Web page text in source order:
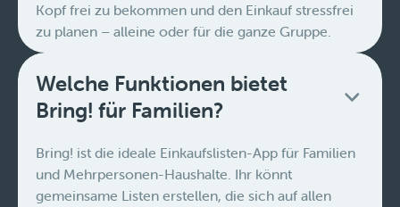
Kopf frei zu bekommen und den Einkauf stressfrei
zu planen – alleine oder für die ganze Gruppe.
Welche Funktionen bietet
Bring! für Familien?
Bring! ist die ideale Einkaufslisten-App für Familien
und Mehrpersonen-Haushalte. Ihr könnt
gemeinsame Listen erstellen, die sich auf allen